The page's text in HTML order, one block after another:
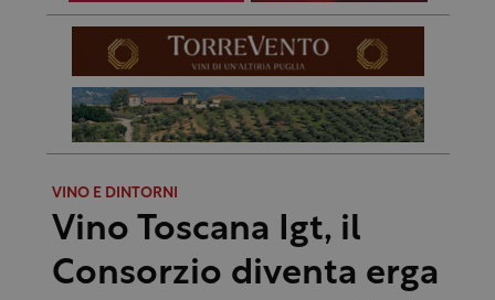
VINO E DINTORNI
Vino Toscana Igt, il
Consorzio diventa erga